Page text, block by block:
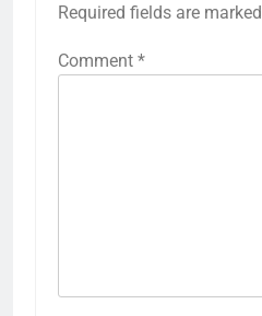
Required fields are marked
Comment *